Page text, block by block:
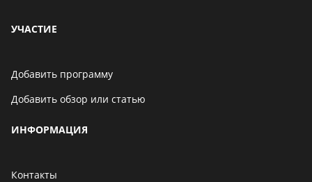
УЧАСТИЕ
Добавить программу
Добавить обзор или статью
ИНФОРМАЦИЯ
Контакты